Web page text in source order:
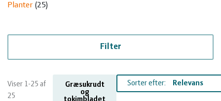
Kvæg
Planter
Planter 25
Filter
Viser 1-25 af
25
Græsukrudt
og
tokimbladet
Sorter efter: